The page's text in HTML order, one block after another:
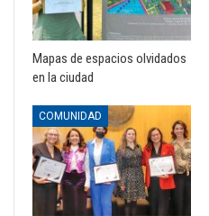
Mapas de espacios olvidados
en la ciudad
COMUNIDAD